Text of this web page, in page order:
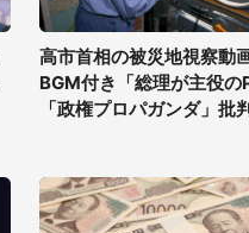
高市首相の被災地視察動
BGM付き「総理が主役の
「政権プロパガンダ」批